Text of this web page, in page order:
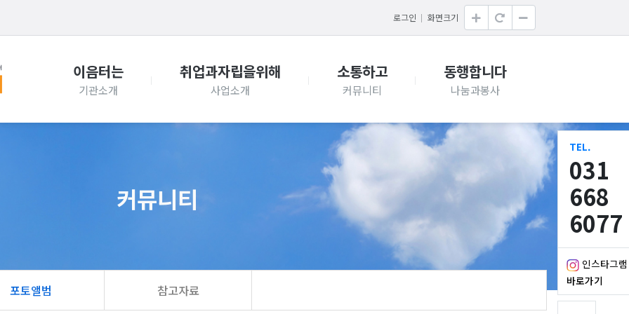
로그인 화면크기
이음터는 취업과자립을위해 소통하고 동행합니다
커뮤니티
포토앨범 참고자료
TEL.
031
668
6077
인스타그램
바로가기